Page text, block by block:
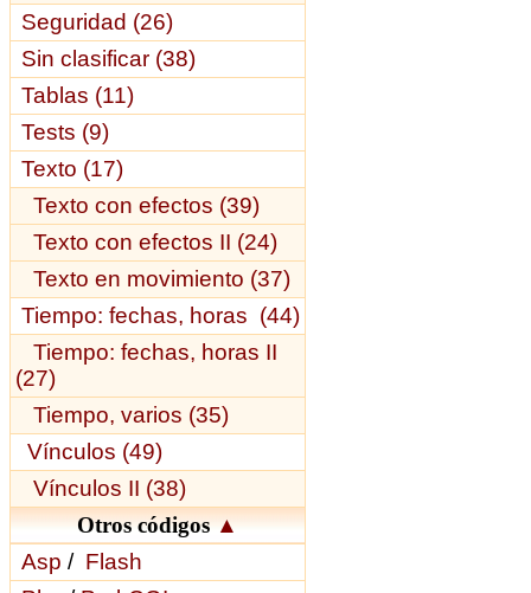
Seguridad (26)
Sin clasificar (38)
Tablas (11)
Tests (9)
Texto (17)
Texto con efectos (39)
Texto con efectos II (24)
Texto en movimiento (37)
Tiempo: fechas, horas (44)
Tiempo: fechas, horas II
(27)
Tiempo, varios (35)
Vínculos (49)
Vínculos II (38)
Otros códigos▲
Asp / Flash